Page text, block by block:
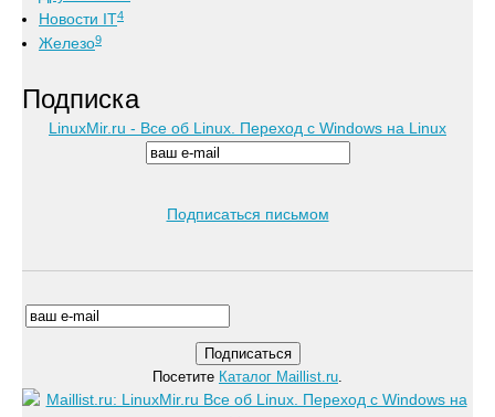
Новости IT4
Железо9
Подписка
LinuxMir.ru - Все об Linux. Переход с Windows на Linux
Подписаться письмом
Посетите Каталог Maillist.ru.